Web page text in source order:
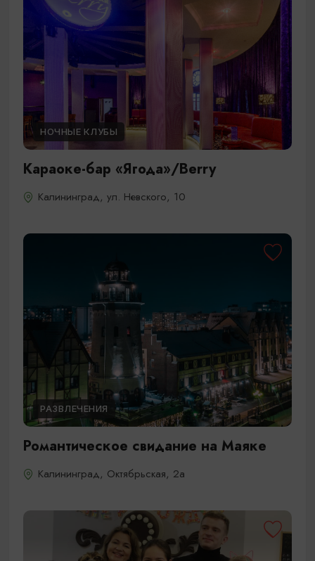
НОЧНЫЕ КЛУБЫ
Караоке-бар «Ягода»/Berry
Калининград, ул. Невского, 10
РАЗВЛЕЧЕНИЯ
Романтическое свидание на Маяке
Калининград, Октябрьская, 2а